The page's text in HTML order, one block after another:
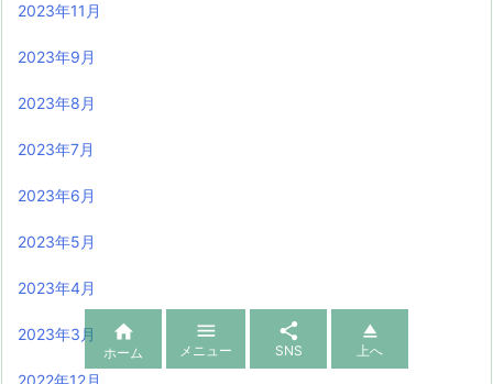
2023年11月
2023年9月
2023年8月
2023年7月
2023年6月
2023年5月
2023年4月
2023年3月 
ホーム

メニュー

SNS

上へ